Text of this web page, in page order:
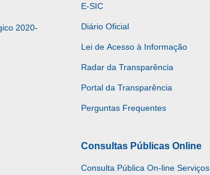
2020-
E-SIC
Diário Oficial
Lei de Acesso à Informação
Radar da Transparência
Portal da Transparência
Perguntas Frequentes
Consultas Públicas Online
Consulta Pública On-line Serviços